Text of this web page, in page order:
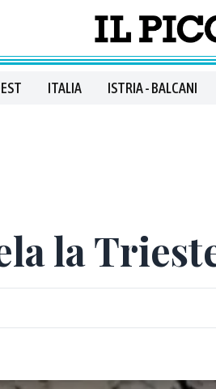
ITALIA ISTRIA - BALCANI
la